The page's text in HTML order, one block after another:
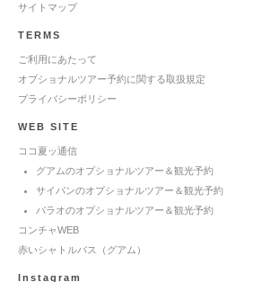
サイトマップ
TERMS
ご利用にあたって
オプショナルツアー予約に関する取扱規定
プライバシーポリシー
WEB SITE
ココ夏ッ通信
グアムのオプショナルツアー＆観光予約
サイパンのオプショナルツアー＆観光予約
パラオのオプショナルツアー＆観光予約
コンチャWEB
赤いシャトルバス（グアム）
Instagram